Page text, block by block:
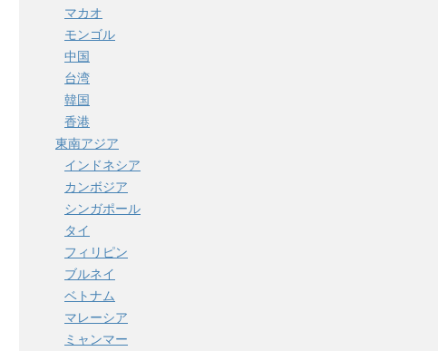
マカオ
モンゴル
中国
台湾
韓国
香港
東南アジア
インドネシア
カンボジア
シンガポール
タイ
フィリピン
ブルネイ
ベトナム
マレーシア
ミャンマー